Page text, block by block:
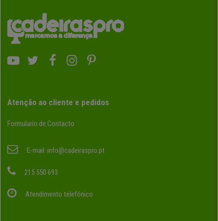
Atenção ao cliente e pedidos
Formulario de Contacto
E-mail: info@cadeiraspro.pt
215 550 693
Atendimento telefónico